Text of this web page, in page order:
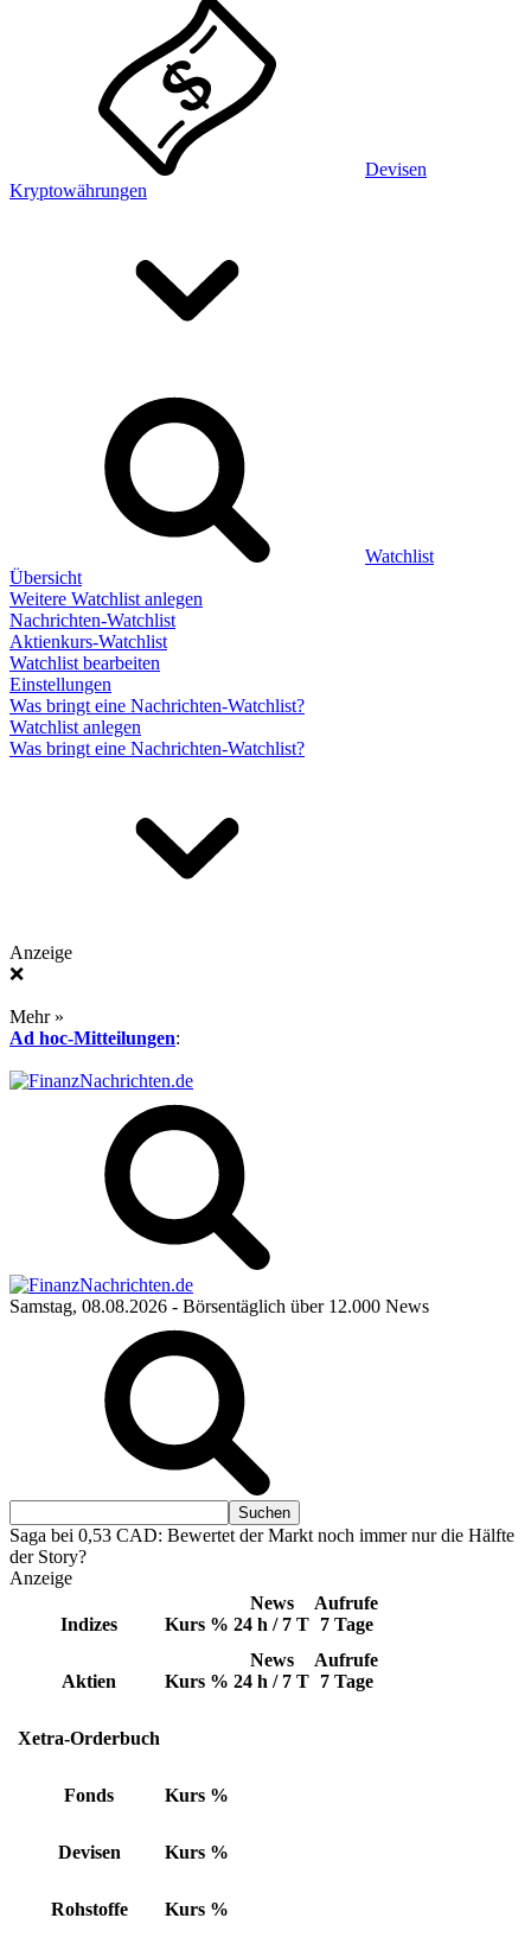
Devisen
Kryptowährungen
Watchlist
Übersicht
Weitere Watchlist anlegen
Nachrichten-Watchlist
Aktienkurs-Watchlist
Watchlist bearbeiten
Einstellungen
Was bringt eine Nachrichten-Watchlist?
Watchlist anlegen
Was bringt eine Nachrichten-Watchlist?
Anzeige
❌
Mehr »
Ad hoc-Mitteilungen:
Samstag, 08.08.2026 - Börsentäglich über 12.000 News
Saga bei 0,53 CAD: Bewertet der Markt noch immer nur die Hälfte
der Story?
Anzeige
Indizes Kurs %
News
24 h / 7 T
Aufrufe
7 Tage
Aktien Kurs %
News
24 h / 7 T
Aufrufe
7 Tage
Xetra-Orderbuch
Fonds Kurs %
Devisen Kurs %
Rohstoffe Kurs %